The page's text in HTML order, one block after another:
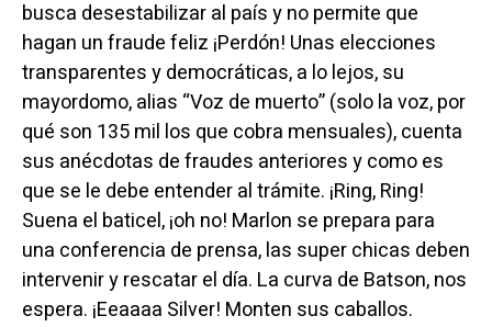
busca desestabilizar al país y no permite que
hagan un fraude feliz ¡Perdón! Unas elecciones
transparentes y democráticas, a lo lejos, su
mayordomo, alias “Voz de muerto” (solo la voz, por
qué son 135 mil los que cobra mensuales), cuenta
sus anécdotas de fraudes anteriores y como es
que se le debe entender al trámite. ¡Ring, Ring!
Suena el baticel, ¡oh no! Marlon se prepara para
una conferencia de prensa, las super chicas deben
intervenir y rescatar el día. La curva de Batson, nos
espera. ¡Eeaaaa Silver! Monten sus caballos.